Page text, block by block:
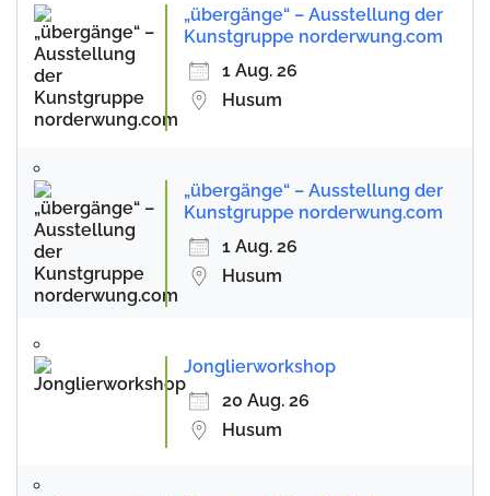
„übergänge“ – Ausstellung der
Kunstgruppe norderwung.com
1 Aug. 26
Husum
„übergänge“ – Ausstellung der
Kunstgruppe norderwung.com
1 Aug. 26
Husum
Jonglierworkshop
20 Aug. 26
Husum